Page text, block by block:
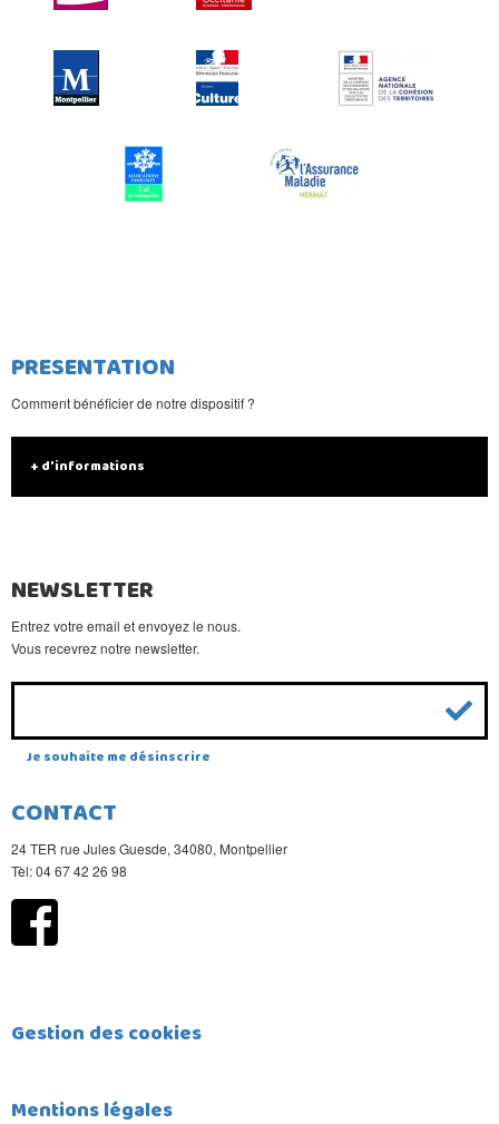
PRESENTATION
Comment bénéficier de notre dispositif ?
+ d'informations
NEWSLETTER
Entrez votre email et envoyez le nous.
Vous recevrez notre newsletter.
Je souhaite me désinscrire
CONTACT
24 TER rue Jules Guesde, 34080, Montpellier
Tèl: 04 67 42 26 98
Gestion des cookies
Mentions légales